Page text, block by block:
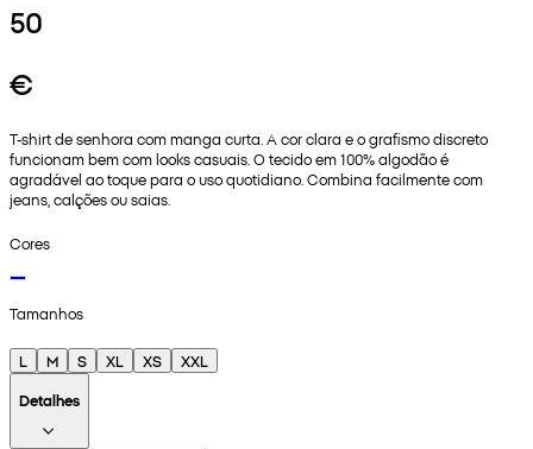
50
€
T-shirt de senhora com manga curta. A cor clara e o grafismo discreto
funcionam bem com looks casuais. O tecido em 100% algodão é
agradável ao toque para o uso quotidiano. Combina facilmente com
jeans, calções ou saias.
Cores
Tamanhos
L M S XL XS
XXL
Detalhes